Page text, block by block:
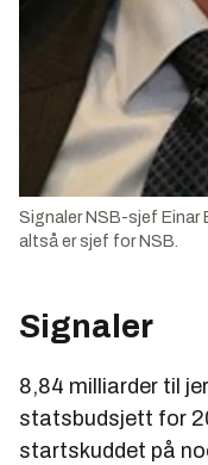
Signaler NSB-sjef Einar
altså er sjef for NSB.
Signaler
8,84 milliarder til
statsbudsjett for
startskuddet på